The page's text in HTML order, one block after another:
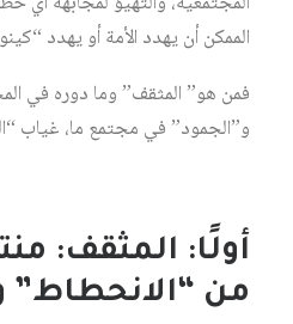
الممكن أن يهدد الأمة أو يهدد
فمن هو” المثقف” وما دوره في
و”الجمود” في مجتمع ما، غياب
أولًا: المثقف:
من “الانحطاط”